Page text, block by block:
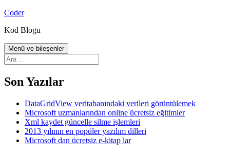
İçeriğe
Coder
Kod Blogu
Menü ve bileşenler
Arama:
Son Yazılar
DataGridView veritabanındaki verileri görüntülemek
Microsoft uzmanlarından online ücretsiz eğitimler
Xml kaydet güncelle silme işlemleri
2013 yılının en popüler yazılım dilleri
Microsoft dan ücretsiz e-kitap lar